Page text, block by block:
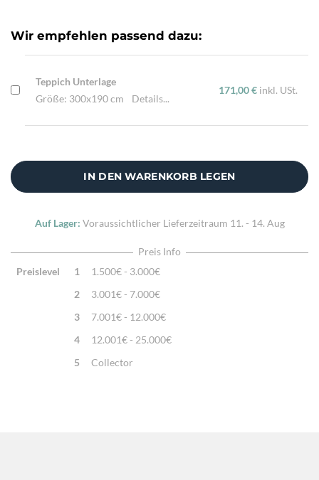
Hand gewebt, Beidseitig verwendbar
Wir empfehlen passend dazu:
Teppich Unterlage
Größe: 300x190 cm
Details...
171,00 € inkl. USt.
IN DEN WARENKORB LEGEN
Auf Lager: Voraussichtlicher Lieferzeitraum 11. - 14. Aug
Preis Info
Preislevel
1
1.500€ - 3.000€
2
3.001€ - 7.000€
3
7.001€ - 12.000€
4
12.001€ - 25.000€
5
Collector